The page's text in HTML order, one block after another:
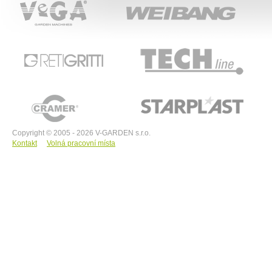
Copyright © 2005 - 2026 V-GARDEN s.r.o.
Kontakt
Volná pracovní místa